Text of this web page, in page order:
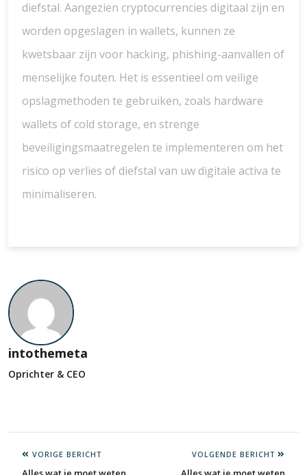
diefstal. Aangezien cryptocurrencies digitaal zijn en
worden opgeslagen in wallets, kunnen ze
kwetsbaar zijn voor hacking, phishing-aanvallen of
menselijke fouten. Het is essentieel om veilige
opslagmethoden te gebruiken, zoals hardware
wallets of cold storage, en strenge
beveiligingsmaatregelen te implementeren om het
risico op verlies of diefstal van uw digitale activa te
minimaliseren.
intothemeta
Oprichter & CEO
VORIGE BERICHT VOLGENDE BERICHT